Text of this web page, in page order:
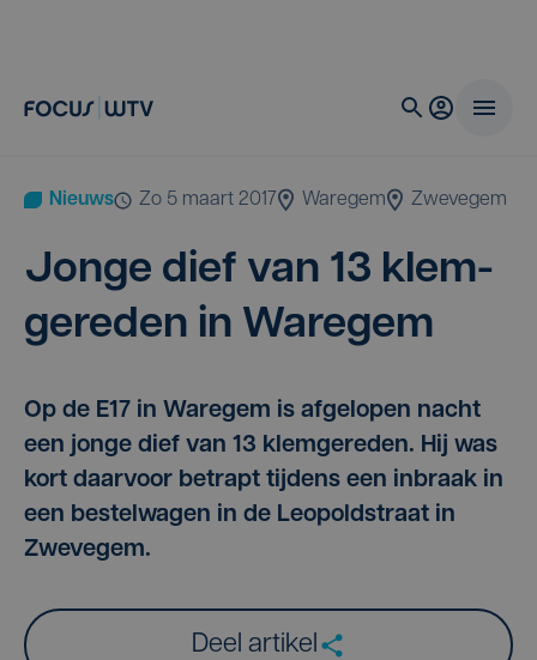
Nieuws zo 5 maart 2017 Waregem Zwevegem
Jon­ge dief van 13 klem­
ge­re­den in Waregem
Op de E17 in Waregem is afgelopen nacht
een jonge dief van 13 klemgereden. Hij was
kort daarvoor betrapt tijdens een inbraak in
een bestelwagen in de Leopoldstraat in
Zwevegem.
Deel artikel